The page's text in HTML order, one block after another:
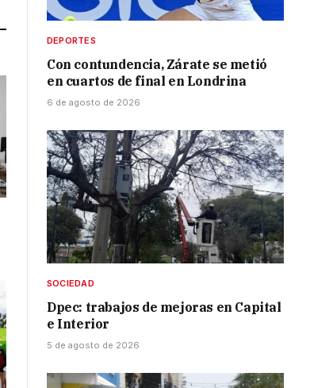
DEPORTES
Con contundencia, Zárate se metió
en cuartos de final en Londrina
6 de agosto de 2026
SOCIEDAD
Dpec: trabajos de mejoras en Capital
e Interior
5 de agosto de 2026